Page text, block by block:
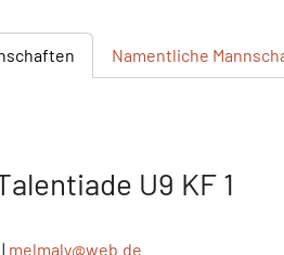
Namentliche
U9 KF 1
melmaly@web.de